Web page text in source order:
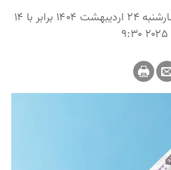
چهارشنبه ۲۴ اردیبهشت ۱۴۰۴ برابر با ۱۴